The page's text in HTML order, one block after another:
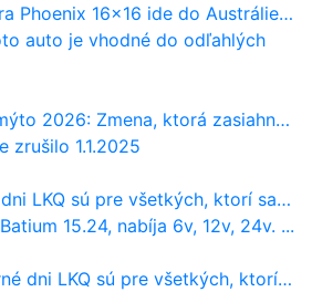
16×16 ide do Austrálie. Na čo bude slúžiť?
auto je vhodné do odľahlých
Zmena, ktorá zasiahne slovenských dopravcov
zrušilo 1.1.2025
sú pre všetkých, ktorí sa chcú dozvedieť niečo viac
15.24, nabíja 6v, 12v, 24v. ...
LKQ sú pre všetkých, ktorí sa chcú dozvedieť niečo viac